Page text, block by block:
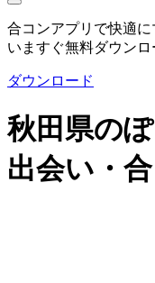
合コンアプリで快適に
いますぐ無料ダウンロ
ダウンロード
秋田県の
出会い・